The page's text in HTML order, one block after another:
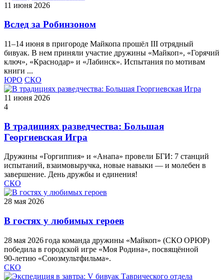
11 июня 2026
Вслед за Робинзоном
11–14 июня в пригороде Майкопа прошёл III отрядный
бивуак. В нем приняли участие дружины «Майкоп», «Горячий
ключ», «Краснодар» и «Лабинск». Испытания по мотивам
книги ...
ЮРО СКО
11 июня 2026
4
В традициях разведчества: Большая
Георгиевская Игра
Дружины «Горгиппия» и «Анапа» провели БГИ: 7 станций
испытаний, взаимовыручка, новые навыки — и молебен в
завершение. День дружбы и единения!
СКО
28 мая 2026
В гостях у любимых героев
28 мая 2026 года команда дружины «Майкоп» (СКО ОРЮР)
победила в городской игре «Моя Родина», посвящённой
90‑летию «Союзмультфильма».
СКО